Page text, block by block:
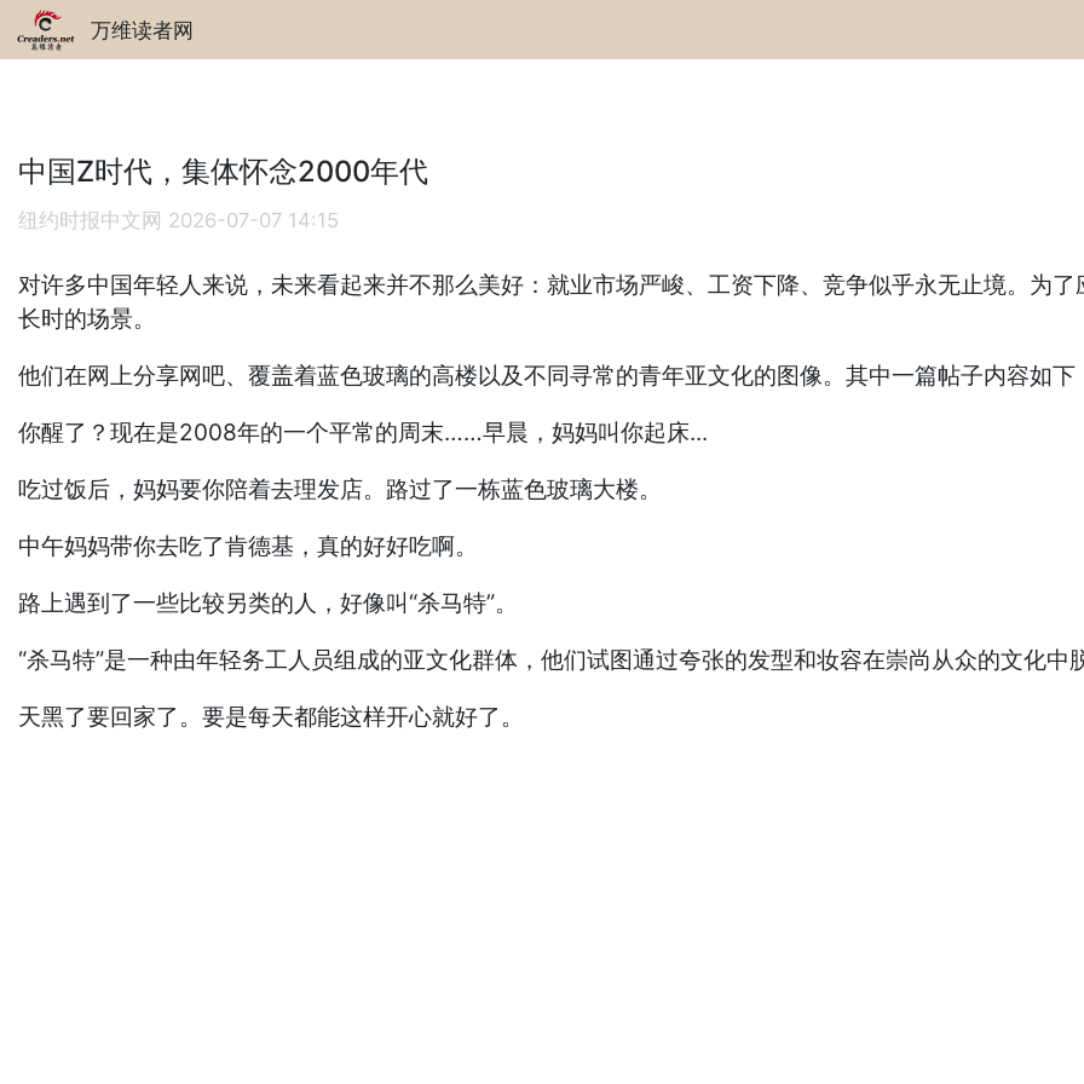
万维读者网
中国Z时代，集体怀念2000年代
纽约时报中文网 2026-07-07 14:15
对许多中国年轻人来说，未来看起来并不那么美好：就业市场严峻、工资下降、竞争似乎永无止境。为
长时的场景。
他们在网上分享网吧、覆盖着蓝色玻璃的高楼以及不同寻常的青年亚文化的图像。其中一篇帖子内容如下
你醒了？现在是2008年的一个平常的周末……早晨，妈妈叫你起床...
吃过饭后，妈妈要你陪着去理发店。路过了一栋蓝色玻璃大楼。
中午妈妈带你去吃了肯德基，真的好好吃啊。
路上遇到了一些比较另类的人，好像叫“杀马特”。
“杀马特”是一种由年轻务工人员组成的亚文化群体，他们试图通过夸张的发型和妆容在崇尚从众的文化中
天黑了要回家了。要是每天都能这样开心就好了。